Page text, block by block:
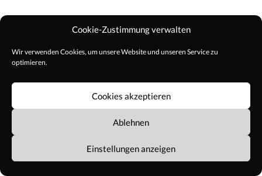
Cookie-Zustimmung verwalten
Wir verwenden Cookies, um unsere Website und unseren Service zu
optimieren.
Cookies akzeptieren
Ablehnen
Einstellungen anzeigen
© Copyright 2021 Alle Rechte